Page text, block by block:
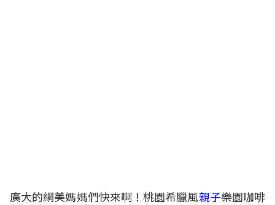
廣大的網美媽媽們快來啊！桃園希臘風親子樂園咖啡